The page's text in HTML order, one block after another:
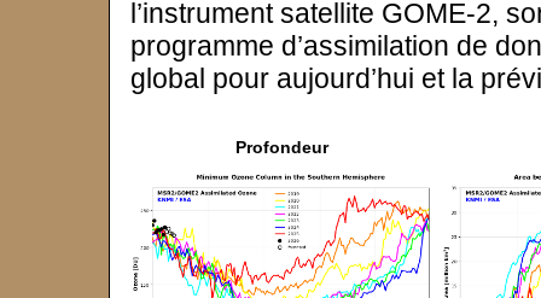
l’instrument satellite GOME-2,
programme d’assimilation de
global pour aujourd’hui et la
Profondeur